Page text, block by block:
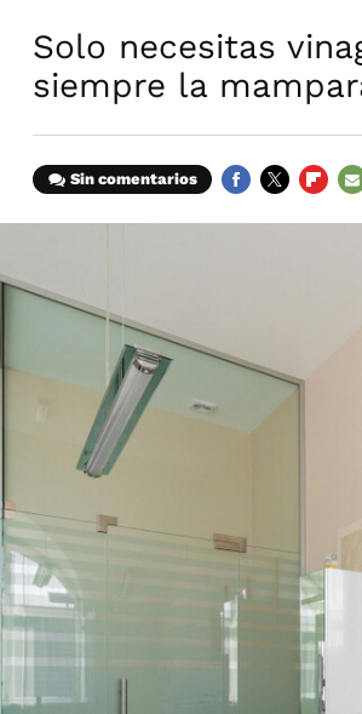
Solo necesitas
siempre la
Sin comentarios